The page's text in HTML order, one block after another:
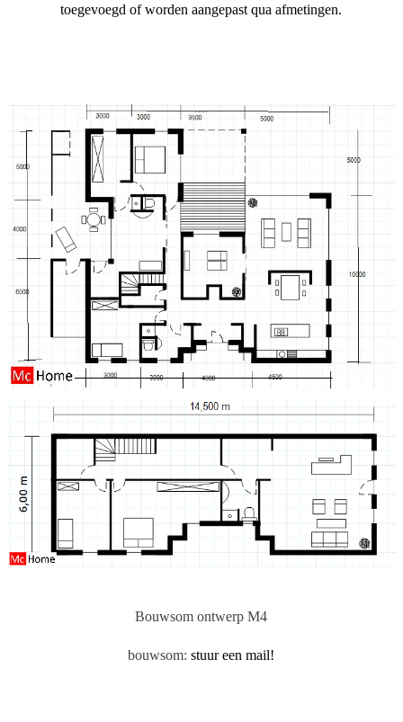
toegevoegd of worden aangepast qua afmetingen.
Bouwsom ontwerp M4
bouwsom: stuur een mail!